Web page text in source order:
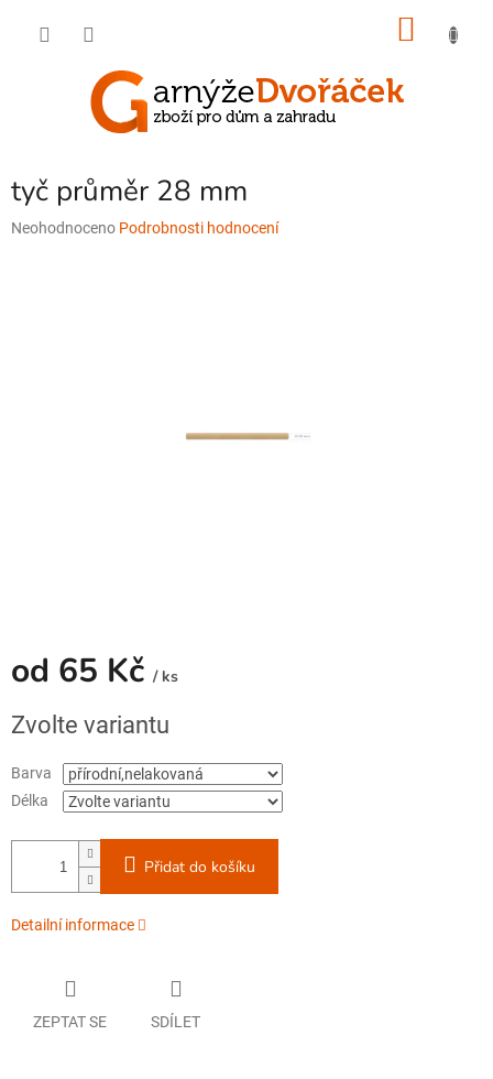
tyč průměr 28 mm
Průměrné
Neohodnoceno Podrobnosti hodnocení
od 65 Kč / ks
cena:
Zvolte variantu
Barva
Délka
Přidat do košíku
Detailní informace
ZEPTAT SE SDÍLET